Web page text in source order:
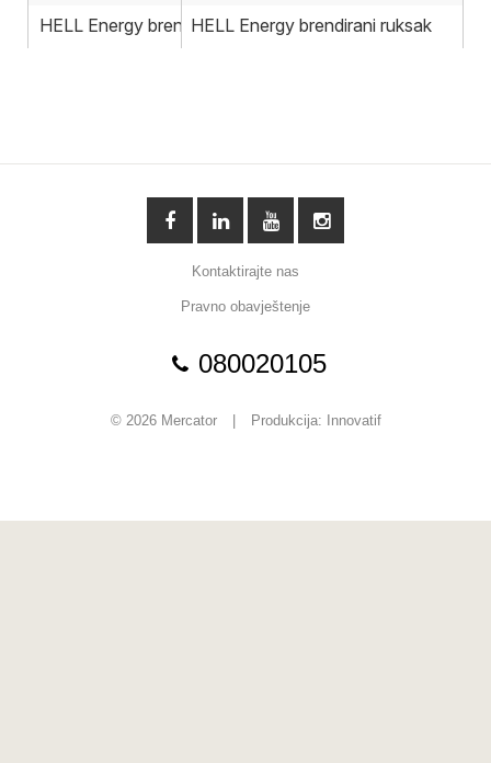
HELL Energy brendirani ruksak
HELL Energy brendirani ruksak
Kontaktirajte nas
Pravno obavještenje
080020105
© 2026 Mercator Produkcija: Innovatif